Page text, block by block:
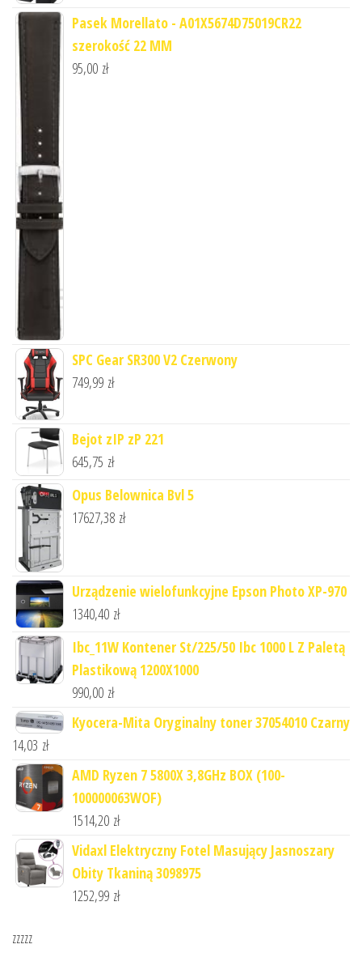
Pasek Morellato - A01X5674D75019CR22
szerokość 22 MM
95,00 zł
SPC Gear SR300 V2 Czerwony
749,99 zł
Bejot zIP zP 221
645,75 zł
Opus Belownica Bvl 5
17627,38 zł
Urządzenie wielofunkcyjne Epson Photo XP-970
1340,40 zł
Ibc_11W Kontener St/225/50 Ibc 1000 L Z Paletą
Plastikową 1200X1000
990,00 zł
Kyocera-Mita Oryginalny toner 37054010 Czarny
14,03 zł
AMD Ryzen 7 5800X 3,8GHz BOX (100-
100000063WOF)
1514,20 zł
Vidaxl Elektryczny Fotel Masujący Jasnoszary
Obity Tkaniną 3098975
1252,99 zł
zzzzz